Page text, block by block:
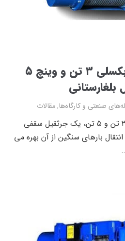
بالابر بلغاری سیم بکسلی ۳ تن و وینچ ۵
صنعتی و کارگاه‌ها,مقالات
بالابر بلغاری سیم بکسلی ۳ تن و ۵ تن، یک جرثقیل سقفی
بارهای سنگین از آن بهره می